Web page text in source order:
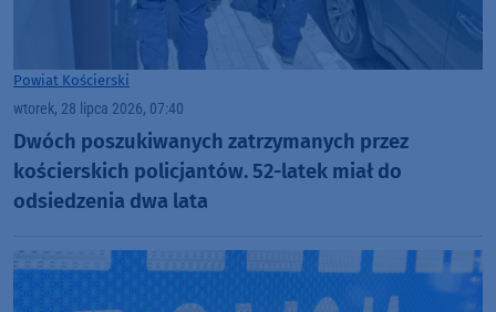
Powiat Kościerski
wtorek, 28 lipca 2026, 07:40
Dwóch poszukiwanych zatrzymanych przez
kościerskich policjantów. 52-latek miał do
odsiedzenia dwa lata